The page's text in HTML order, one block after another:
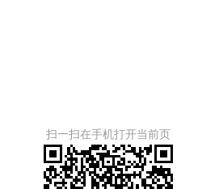
扫一扫在手机打开当前页